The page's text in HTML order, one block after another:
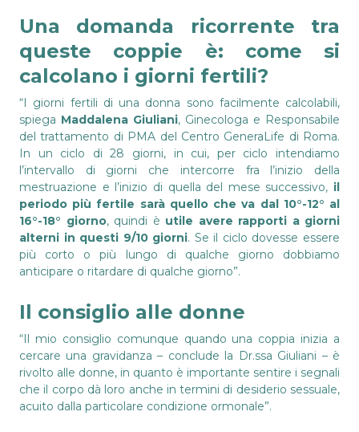
Una domanda ricorrente tra
queste coppie è: come si
calcolano i giorni fertili?
“I giorni fertili di una donna sono facilmente calcolabili,
spiega Maddalena Giuliani, Ginecologa e Responsabile
del trattamento di PMA del Centro GeneraLife di Roma.
In un ciclo di 28 giorni, in cui, per ciclo intendiamo
l’intervallo di giorni che intercorre fra l’inizio della
mestruazione e l’inizio di quella del mese successivo, il
periodo più fertile sarà quello che va dal 10°-12° al
16°-18° giorno, quindi è utile avere rapporti a giorni
alterni in questi 9/10 giorni. Se il ciclo dovesse essere
più corto o più lungo di qualche giorno dobbiamo
anticipare o ritardare di qualche giorno”.
Il consiglio alle donne
“Il mio consiglio comunque quando una coppia inizia a
cercare una gravidanza – conclude la Dr.ssa Giuliani – è
rivolto alle donne, in quanto è importante sentire i segnali
che il corpo dà loro anche in termini di desiderio sessuale,
acuito dalla particolare condizione ormonale”.